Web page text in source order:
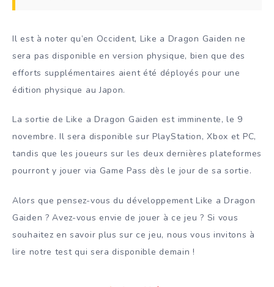
Il est à noter qu’en Occident, Like a Dragon Gaiden ne
sera pas disponible en version physique, bien que des
efforts supplémentaires aient été déployés pour une
édition physique au Japon.
La sortie de Like a Dragon Gaiden est imminente, le 9
novembre. Il sera disponible sur PlayStation, Xbox et PC,
tandis que les joueurs sur les deux dernières plateformes
pourront y jouer via Game Pass dès le jour de sa sortie.
Alors que pensez-vous du développement Like a Dragon
Gaiden ? Avez-vous envie de jouer à ce jeu ? Si vous
souhaitez en savoir plus sur ce jeu, nous vous invitons à
lire notre test qui sera disponible demain !